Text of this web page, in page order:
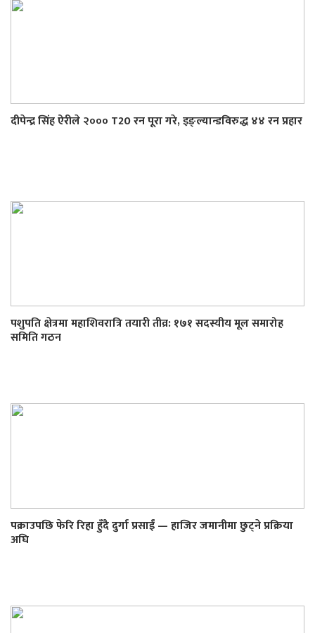
दीपेन्द्र सिंह ऐरीले २००० T20 रन पूरा गरे, इङ्ल्यान्डविरुद्ध ४४ रन प्रहार
पशुपति क्षेत्रमा महाशिवरात्रि तयारी तीव्र: १७१ सदस्यीय मूल समारोह
समिति गठन
पक्राउपछि फेरि रिहा हुँदै दुर्गा प्रसाईं — हाजिर जमानीमा छुट्ने प्रक्रिया
अघि